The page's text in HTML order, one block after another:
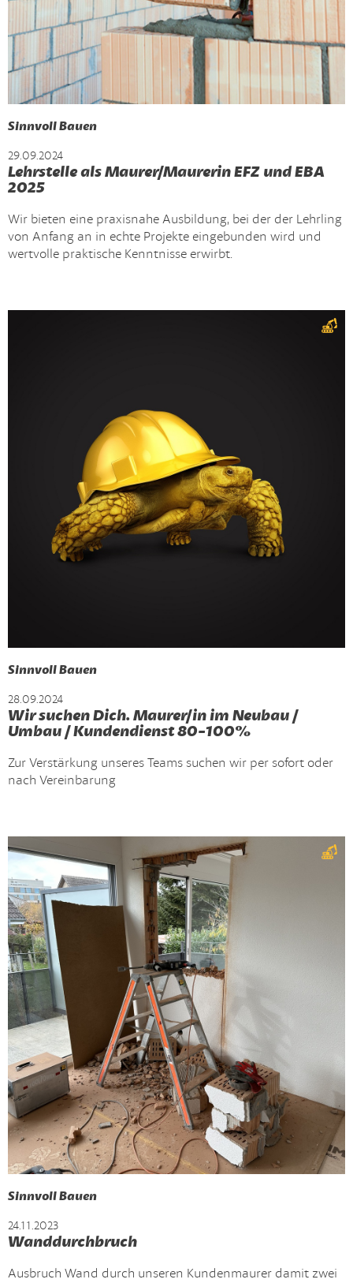
Sinnvoll Bauen
29.09.2024
Lehrstelle als Maurer/Maurerin EFZ und EBA
2025
Wir bieten eine praxisnahe Ausbildung, bei der der Lehrling
von Anfang an in echte Projekte eingebunden wird und
wertvolle praktische Kenntnisse erwirbt.
Sinnvoll Bauen
28.09.2024
Wir suchen Dich. Maurer/in im Neubau /
Umbau / Kundendienst 80-100%
Zur Verstärkung unseres Teams suchen wir per sofort oder
nach Vereinbarung
Sinnvoll Bauen
24.11.2023
Wanddurchbruch
Ausbruch Wand durch unseren Kundenmaurer damit zwei